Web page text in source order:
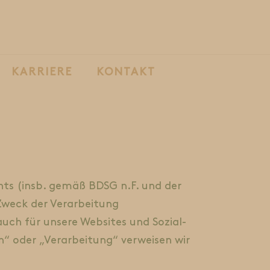
KARRIERE KONTAKT
(insb. gemäß BDSG n.F. und der
der Verarbeitung
für unsere Websites und Sozial-
oder „Verarbeitung“ verweisen wir